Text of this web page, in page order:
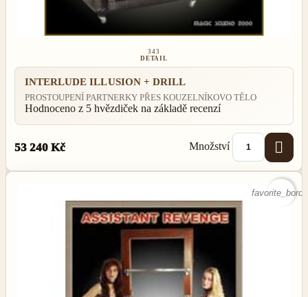
343
DETAIL
INTERLUDE ILLUSION + DRILL
PROSTOUPENÍ PARTNERKY PŘES KOUZELNÍKOVO TĚLO
Hodnoceno z 5 hvězdiček na základě recenzí
53 240 Kč Množství 